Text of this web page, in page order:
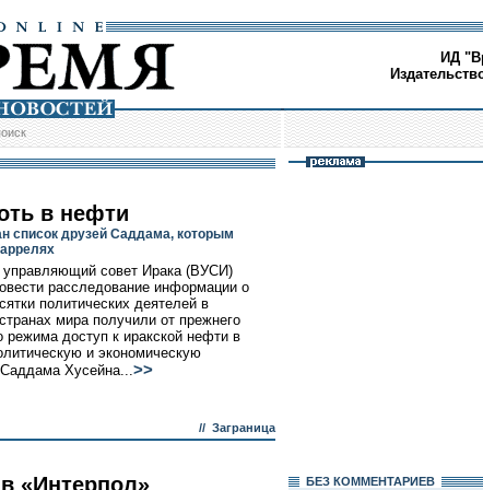
ИД
в нефти
список друзей Саддама, которым
совет Ирака (ВУСИ)
расследование информации о
политических деятелей в
мира получили от прежнего
режима доступ к иракской нефти в
и экономическую
Хусейна...>>
// Заграница
«Интерпол»
БЕЗ КОМMЕНТАРИЕВ